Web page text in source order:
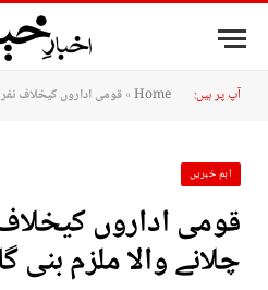
آپ پر ہیں: Home
»قومی اداروں کیخلاف نفرت
اہم خبریں
قومی اداروں
چلانے والا ملزم بنی